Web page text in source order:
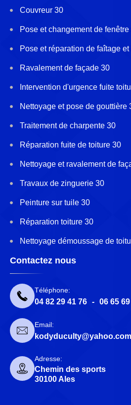
Couvreur 30
Pose et changement de
Pose et réparation de faîtage
Ravalement de façade 30
Intervention d'urgence fuite
Nettoyage et pose de gouttière
Traitement de charpente 30
Réparation fuite de toiture 30
Nettoyage et ravalement de
Travaux de zinguerie 30
Peinture sur tuile 30
Réparation toiture 30
Nettoyage démoussage de
Contactez nous
Téléphone:
04 82 29 41 76 - 06 65
Email:
kodyduculty@yahoo.com
Adresse:
Chemin des sports
30100 Ales